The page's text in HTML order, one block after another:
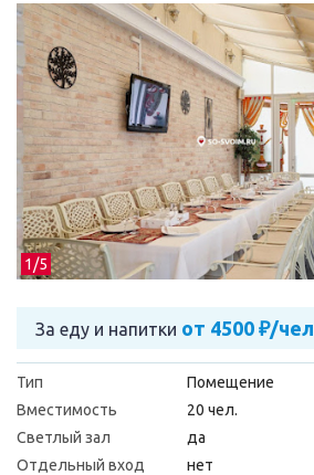
1/5
За еду и напитки от 4500 ₽/чел
Тип
Помещение
Вместимость
20 чел.
Светлый зал
да
Отдельный вход
нет